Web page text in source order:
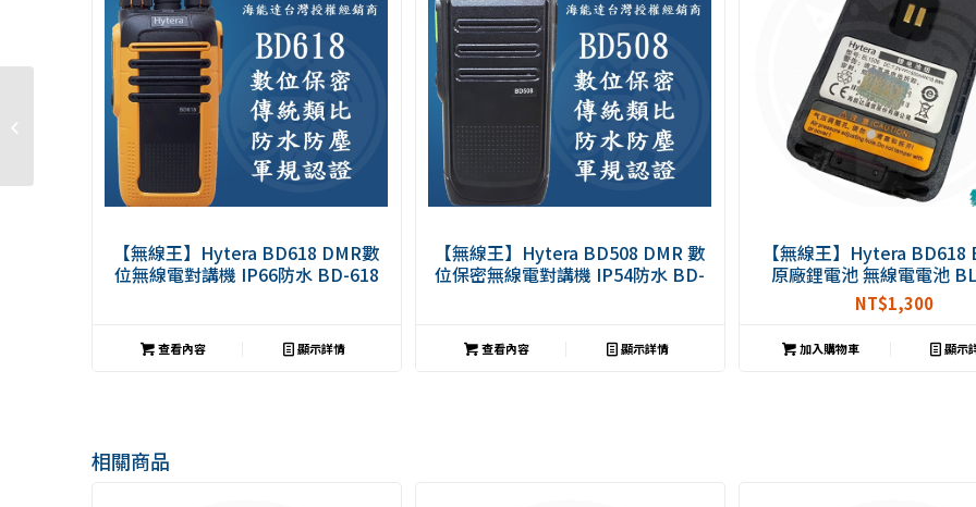
【無線王】Hytera BD618 DMR數
位無線電對講機 IP66防水 BD-618
查看內容 顯示詳情
【無線王】Hytera BD508 DMR 數
位保密無線電對講機 IP54防水 BD-
查看內容 顯示詳情
【無線王】Hytera BD618
原廠鋰電池 無線電電池
NT$1,300
加入購物車 顯示
相關商品
【無線王】ICOM IC-
2730A 無線電車機用原
廠數字型手持式麥克風...